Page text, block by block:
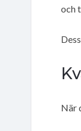
och
När